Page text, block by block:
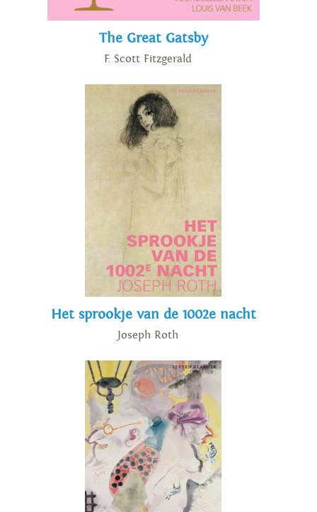
The Great Gatsby
F. Scott Fitzgerald
Het sprookje van de 1002e nacht
Joseph Roth